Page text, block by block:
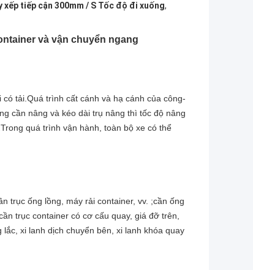
xếp tiếp cận 300mm / S Tốc độ đi xuống,
và vận chuyển ngang
tải.Quá trình cất cánh và hạ cánh của công-
cần nâng và kéo dài trụ nâng thì tốc độ nâng
quá trình vận hành, toàn bộ xe có thể
trục ống lồng, máy rải container, vv. ;cần ống
trục container có cơ cấu quay, giá đỡ trên,
xi lanh dịch chuyển bên, xi lanh khóa quay